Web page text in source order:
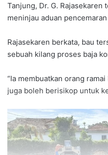
Tanjung, Dr. G. Rajasekaren
meninjau aduan
Rajasekaren berkata, bau
sebuah kilang proses baja
“Ia membuatkan orang
juga boleh berisikop untuk